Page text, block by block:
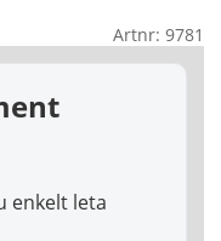
Artnr: 9781
enkelt leta